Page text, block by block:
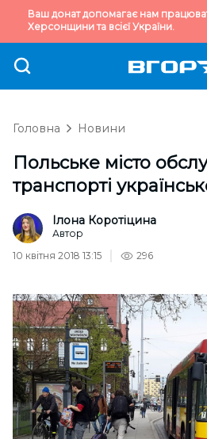
Ваш донат допомагає нам
Херсонщини та всієї України.
Головна Новини
Польське місто
транспорті
Ілона Коротіцина
Автор
10 квітня 2018 13:15
296